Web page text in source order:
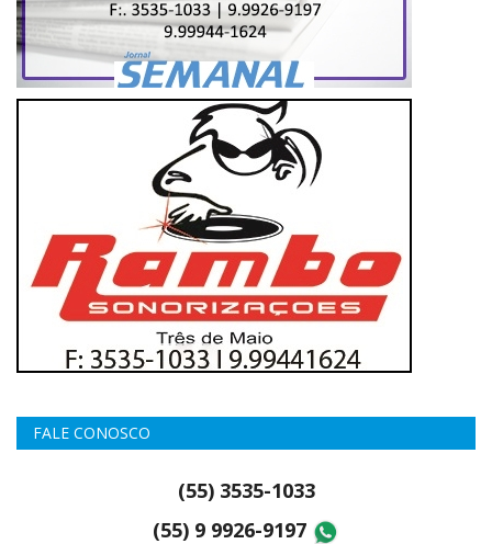
FALE CONOSCO
(55) 3535-1033
(55) 9 9926-9197